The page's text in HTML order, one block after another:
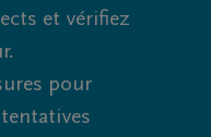
et vérifiez
pour